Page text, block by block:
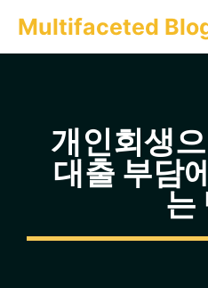
Multifaceted
개인회생
대출 부담
는